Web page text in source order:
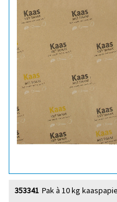
Pak à 10 kg
353341